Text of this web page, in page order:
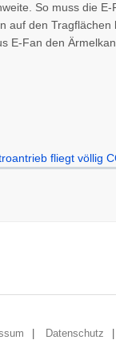
So muss die
auf den
E-Fan den
Datenschutz